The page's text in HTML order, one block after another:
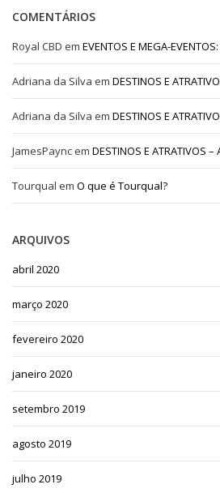
COMENTÁRIOS
Royal CBD em EVENTOS E MEGA-
Adriana da Silva em DESTINOS E
Adriana da Silva em DESTINOS E
JamesPaync em DESTINOS E ATRATIVOS –
Tourqual em O que é Tourqual?
ARQUIVOS
abril 2020
março 2020
fevereiro 2020
janeiro 2020
setembro 2019
agosto 2019
julho 2019